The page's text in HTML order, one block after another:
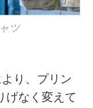
ツ
り、プリン
げなく変えて